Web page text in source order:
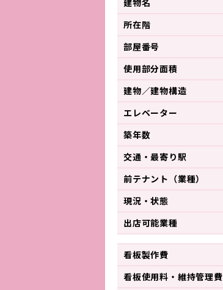
所在階
部屋番号
使用部分面積
建物／建物構造
エレベーター
築年数
交通・最寄り駅
前テナント（業種）
現況・状態
出店可能業種
看板製作費
看板使用料・ 維持管理費